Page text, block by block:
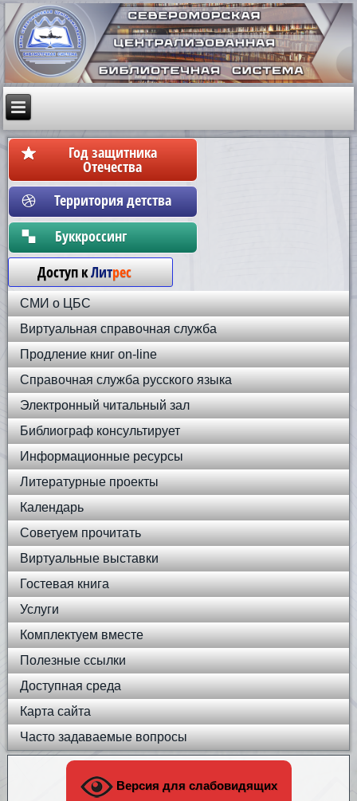
Год защитника
Отечества
Территория детства
Бyккpoccинг
Доступ кЛитрес
СМИ о ЦБС
Виртуальная справочная служба
Продление книг on-line
Справочная служба русского языка
Электронный читальный зал
Библиограф консультирует
Информационные ресурсы
Литературные проекты
Календарь
Советуем прочитать
Виртуальные выставки
Гостевая книга
Услуги
Комплектуем вместе
Полезные ссылки
Доступная среда
Карта сайта
Часто задаваемые вопросы
Версия для слабовидящих